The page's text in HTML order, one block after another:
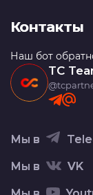
Контакты
Наш бот
TC
Мы в
Мы в VK